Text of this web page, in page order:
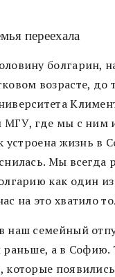
переехала
болгарин,
возрасте, до
МГУ, где мы с ним
устроена жизнь в
Мы всегда
как один
на это хватило
наш семейный
раньше, а в
которые